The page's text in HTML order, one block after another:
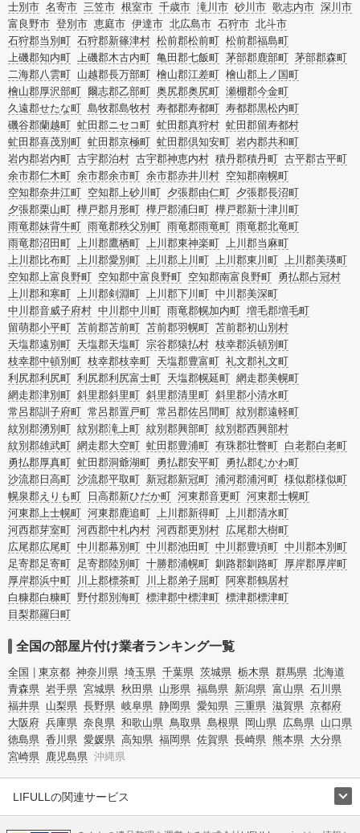
士別市 名寄市 三笠市 根室市 千歳市 滝川市 砂川市 歌志内市 深川市
富良野市 登別市 恵庭市 伊達市 北広島市 石狩市 北斗市
石狩郡当別町 石狩郡新篠津村 松前郡松前町 松前郡福島町
上磯郡知内町 上磯郡木古内町 亀田郡七飯町 茅部郡鹿部町 茅部郡森町
二海郡八雲町 山越郡長万部町 檜山郡江差町 檜山郡上ノ国町
檜山郡厚沢部町 爾志郡乙部町 奥尻郡奥尻町 瀬棚郡今金町
久遠郡せたな町 島牧郡島牧村 寿都郡寿都町 寿都郡黒松内町
磯谷郡蘭越町 虻田郡ニセコ町 虻田郡真狩村 虻田郡留寿都村
虻田郡喜茂別町 虻田郡京極町 虻田郡倶知安町 岩内郡共和町
岩内郡岩内町 古宇郡泊村 古宇郡神恵内村 積丹郡積丹町 古平郡古平町
余市郡仁木町 余市郡余市町 余市郡赤井川村 空知郡南幌町
空知郡奈井江町 空知郡上砂川町 夕張郡由仁町 夕張郡長沼町
夕張郡栗山町 樺戸郡月形町 樺戸郡浦臼町 樺戸郡新十津川町
雨竜郡妹背牛町 雨竜郡秩父別町 雨竜郡雨竜町 雨竜郡北竜町
雨竜郡沼田町 上川郡鷹栖町 上川郡東神楽町 上川郡当麻町
上川郡比布町 上川郡愛別町 上川郡上川町 上川郡東川町 上川郡美瑛町
空知郡上富良野町 空知郡中富良野町 空知郡南富良野町 勇払郡占冠村
上川郡和寒町 上川郡剣淵町 上川郡下川町 中川郡美深町
中川郡音威子府村 中川郡中川町 雨竜郡幌加内町 増毛郡増毛町
留萌郡小平町 苫前郡苫前町 苫前郡羽幌町 苫前郡初山別村
天塩郡遠別町 天塩郡天塩町 宗谷郡猿払村 枝幸郡浜頓別町
枝幸郡中頓別町 枝幸郡枝幸町 天塩郡豊富町 礼文郡礼文町
利尻郡利尻町 利尻郡利尻富士町 天塩郡幌延町 網走郡美幌町
網走郡津別町 斜里郡斜里町 斜里郡清里町 斜里郡小清水町
常呂郡訓子府町 常呂郡置戸町 常呂郡佐呂間町 紋別郡遠軽町
紋別郡湧別町 紋別郡滝上町 紋別郡興部町 紋別郡西興部村
紋別郡雄武町 網走郡大空町 虻田郡豊浦町 有珠郡壮瞥町 白老郡白老町
勇払郡厚真町 虻田郡洞爺湖町 勇払郡安平町 勇払郡むかわ町
沙流郡日高町 沙流郡平取町 新冠郡新冠町 浦河郡浦河町 様似郡様似町
幌泉郡えりも町
日高郡新ひだか町 河東郡音更町 河東郡士幌町
河東郡上士幌町 河東郡鹿追町 上川郡新得町 上川郡清水町
河西郡芽室町 河西郡中札内村 河西郡更別村 広尾郡大樹町
広尾郡広尾町 中川郡幕別町 中川郡池田町 中川郡豊頃町 中川郡本別町
足寄郡足寄町 足寄郡陸別町 十勝郡浦幌町 釧路郡釧路町 厚岸郡厚岸町
厚岸郡浜中町
川上郡標茶町 川上郡弟子屈町 阿寒郡鶴居村
白糠郡白糠町 野付郡別海町 標津郡中標津町 標津郡標津町
目梨郡羅臼町
全国の部屋片付け業者ランキング一覧
全国 東京都 神奈川県 埼玉県 千葉県 茨城県 栃木県 群馬県 北海道
青森県 岩手県 宮城県 秋田県 山形県 福島県 新潟県 富山県 石川県
福井県 山梨県 長野県 岐阜県 静岡県 愛知県 三重県 滋賀県 京都府
大阪府 兵庫県 奈良県 和歌山県 鳥取県 島根県 岡山県 広島県 山口県
徳島県 香川県 愛媛県 高知県 福岡県 佐賀県 長崎県 熊本県 大分県
宮崎県 鹿児島県 沖縄県
LIFULLの関連サービス